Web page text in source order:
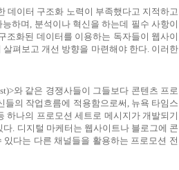
데이터 구조화 노력이 부족했다고 지적하고
하며 , 분석이나 혁신을 하는데 필수 사항이
조화된 데이터를 이용하는 독자들이 웹사이
펴보고 개선 방향을 마련해야 한다. 이러한
와 같은 경쟁사들이 그들보다 콘텐츠 프로
들의 작업흐름에 적용함으로써 , 뉴욕 타임스
하나의 프로모션 세트로 메시지가 개발되기
다. 디지털 마케터는 웹사이트나 블로그에 콘
다는 다른 채널들을 활용하는 프로모션 전